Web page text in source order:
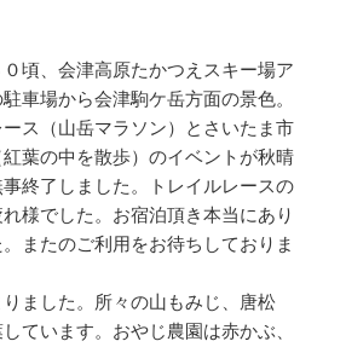
頃、会津高原たかつえスキー場ア
車場から会津駒ケ岳方面の景色。
ス（山岳マラソン）とさいたま市
葉の中を散歩）のイベントが秋晴
終了しました。トレイルレースの
様でした。お宿泊頂き本当にあり
またのご利用をお待ちしておりま
ました。所々の山もみじ、唐松
ています。おやじ農園は赤かぶ、